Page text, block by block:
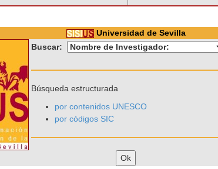
Universidad de Sevilla
Buscar:
Búsqueda estructurada
por contenidos UNESCO
por códigos SIC